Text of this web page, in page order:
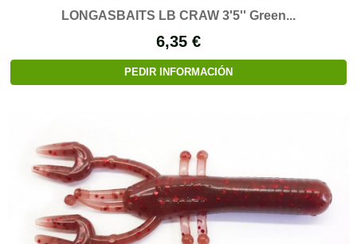
LONGASBAITS LB CRAW 3'5'' Green...
6,35 €
PEDIR INFORMACIÓN